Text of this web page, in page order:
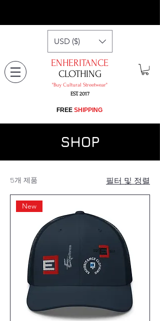
USD ($)
ENHERITANCE
CLOTHING
"​Buy Cultural Streetwear"
EST. 2017
​FREE SHIPPING
SHOP
5개 제품 필터 및 정렬
New